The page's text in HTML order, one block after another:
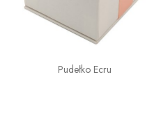
Pudełko Ecru